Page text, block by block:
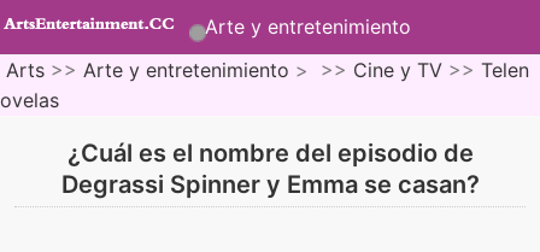
Arte y entretenimiento
Arts >> Arte y entretenimiento > >> Cine y TV >> Telen
ovelas
¿Cuál es el nombre del episodio de
Degrassi Spinner y Emma se casan?